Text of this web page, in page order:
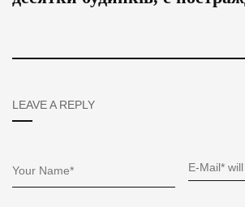
LEAVE A REPLY